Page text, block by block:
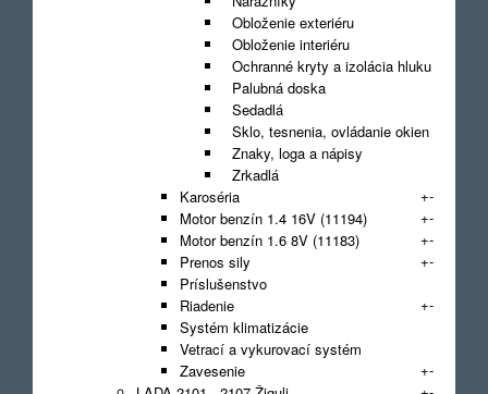
Obloženie exteriéru
Obloženie interiéru
Ochranné kryty a izolácia hluku
Palubná doska
Sedadlá
Sklo, tesnenia, ovládanie okien
Znaky, loga a nápisy
Zrkadlá
Karoséria
+-
Motor benzín 1.4 16V (11194)
+-
Motor benzín 1.6 8V (11183)
+-
Prenos sily
+-
Príslušenstvo
Riadenie
+-
Systém klimatizácie
Vetrací a vykurovací systém
Zavesenie
+-